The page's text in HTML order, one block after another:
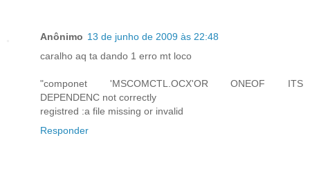
Anônimo 13 de junho de 2009 às 22:48
caralho aq ta dando 1 erro mt loco
"componet 'MSCOMCTL.OCX'OR ONEOF ITS
DEPENDENC not correctly
registred :a file missing or invalid
Responder